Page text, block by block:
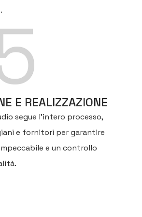
E REALIZZAZIONE
segue l’intero processo,
e fornitori per garantire
e un controllo